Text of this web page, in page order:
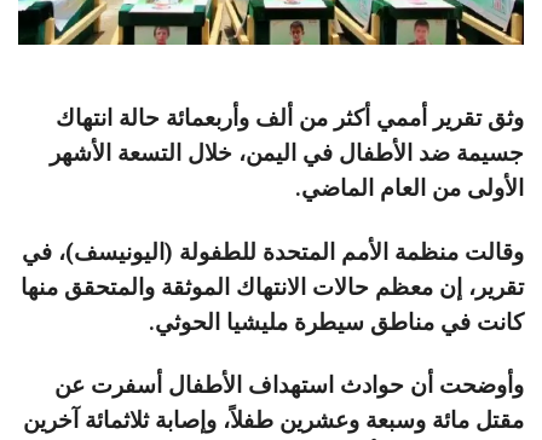
وثق تقرير أممي أكثر من ألف وأربعمائة حالة انتهاك
جسيمة ضد الأطفال في اليمن، خلال التسعة الأشهر
الأولى من العام الماضي.
وقالت منظمة الأمم المتحدة للطفولة (اليونيسف)، في
تقرير، إن معظم حالات الانتهاك الموثقة والمتحقق منها
كانت في مناطق سيطرة مليشيا الحوثي.
وأوضحت أن حوادث استهداف الأطفال أسفرت عن
مقتل مائة وسبعة وعشرين طفلاً، وإصابة ثلاثمائة آخرين